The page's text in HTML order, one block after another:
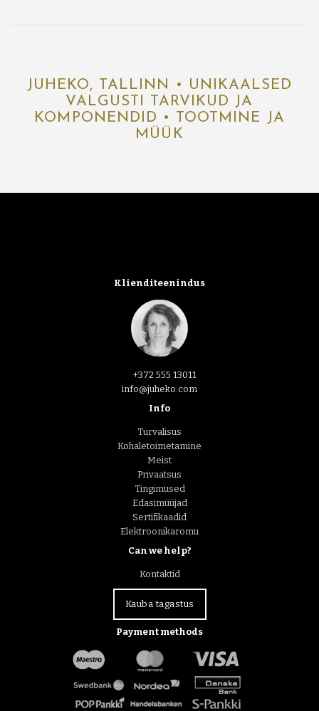
JUHEKO, TALLINN • UNIKAALSED
VALGUSTI TARVIKUD JA
KOMPONENDID • TOOTMINE JA
MÜÜK
Klienditeenindus
+372 555 13011
info@juheko.com
Info
Turvalisus
Kohaletoimetamine
Meist
Privaatsus
Tingimused
Edasimüüjad
Sertifikaadid
Elektroonikaromu
Can we help?
Kontaktid
Kauba tagastus
Payment methods